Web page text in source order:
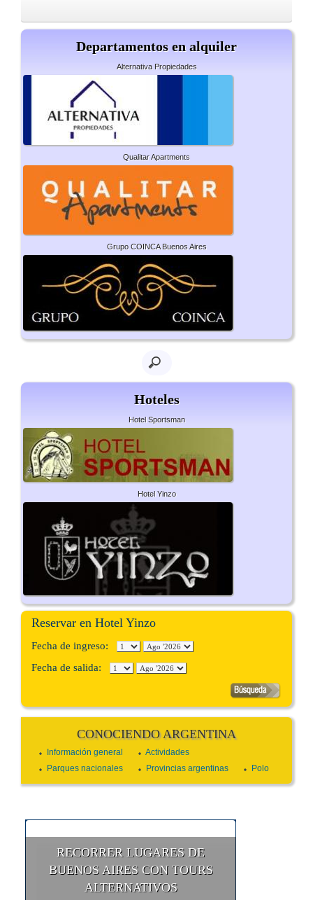
Departamentos en alquiler
Alternativa Propiedades
Qualitar Apartments
Grupo COINCA Buenos Aires
Hoteles
Hotel Sportsman
Hotel Yinzo
Reservar en Hotel Yinzo
Fecha de ingreso:
Fecha de salida:
CONOCIENDO ARGENTINA
Información general
Actividades
Parques nacionales
Provincias argentinas Polo
RECORRER LUGARES DE
BUENOS AIRES CON TOURS
ALTERNATIVOS